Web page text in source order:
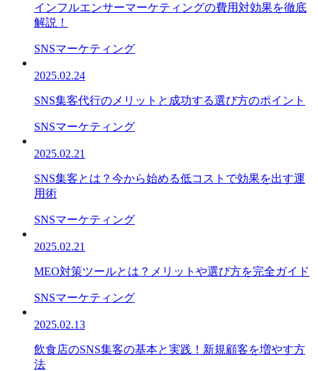
インフルエンサーマーケティングの費用対効果を徹底
解説！
SNSマーケティング
2025.02.24
SNS集客代行のメリットと成功する選び方のポイント
SNSマーケティング
2025.02.21
SNS集客とは？今から始める低コストで効果を出す運
用術
SNSマーケティング
2025.02.21
MEO対策ツールとは？メリットや選び方を完全ガイド
SNSマーケティング
2025.02.13
飲食店のSNS集客の基本と実践！新規顧客を増やす方
法